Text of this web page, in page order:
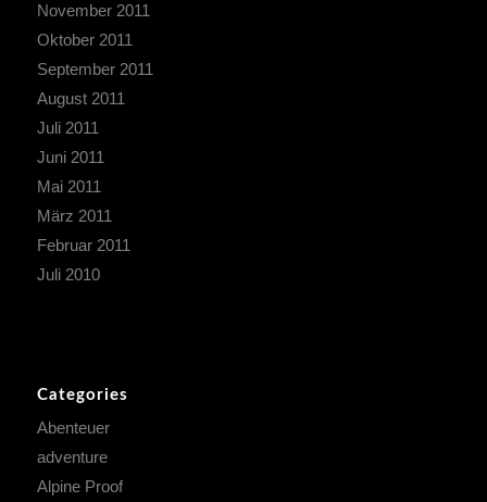
November 2011
Oktober 2011
September 2011
August 2011
Juli 2011
Juni 2011
Mai 2011
März 2011
Februar 2011
Juli 2010
Categories
Abenteuer
adventure
Alpine Proof